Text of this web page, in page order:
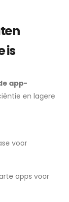
is
app-
en lagere
voor
apps voor